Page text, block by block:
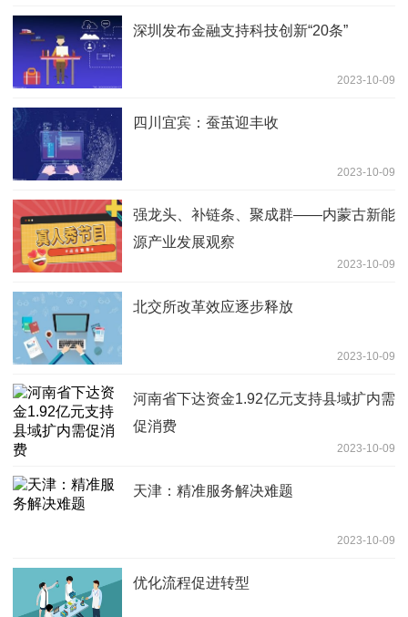
深圳发布金融支持科技创新“20条”
2023-10-09
四川宜宾：蚕茧迎丰收
2023-10-09
强龙头、补链条、聚成群——内蒙古新能
源产业发展观察
2023-10-09
北交所改革效应逐步释放
2023-10-09
河南省下达资金1.92亿元支持县域扩内需
促消费
2023-10-09
天津：精准服务解决难题
2023-10-09
优化流程促进转型